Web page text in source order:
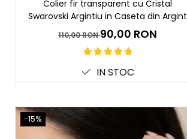
Coliere cu mărgele colorate și Argint
Coliere cu pietre semiprețioase
Colier fir transparent cu Cristal
Swarovski Argintiu in Caseta din Argint
925
110,00 RON90,00 RON
IN STOC
-15%